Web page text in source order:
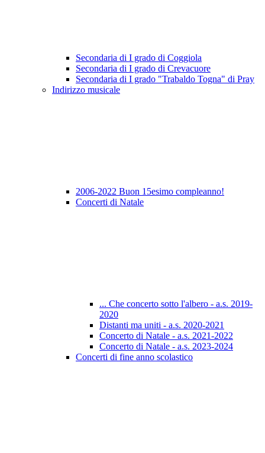
Secondaria di I grado di Coggiola
Secondaria di I grado di Crevacuore
Secondaria di I grado "Trabaldo Togna" di Pray
Indirizzo musicale
2006-2022 Buon 15esimo compleanno!
Concerti di Natale
... Che concerto sotto l'albero - a.s. 2019-
2020
Distanti ma uniti - a.s. 2020-2021
Concerto di Natale - a.s. 2021-2022
Concerto di Natale - a.s. 2023-2024
Concerti di fine anno scolastico